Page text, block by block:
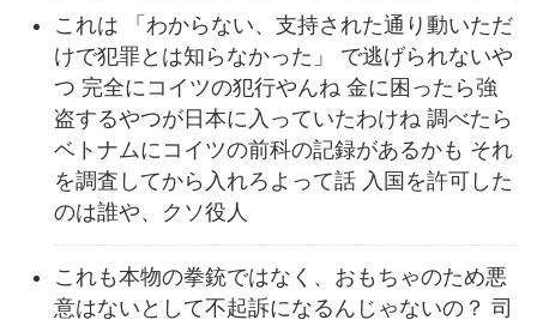
これは 「わからない、支持された通り動いただ
けで犯罪とは知らなかった」 で逃げられないや
つ 完全にコイツの犯行やんね 金に困ったら強
盗するやつが日本に入っていたわけね 調べたら
ベトナムにコイツの前科の記録があるかも それ
を調査してから入れろよって話 入国を許可した
のは誰や、クソ役人
これも本物の拳銃ではなく、おもちゃのため悪
意はないとして不起訴になるんじゃないの？ 司